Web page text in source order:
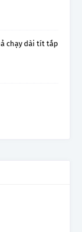
chạy dài tít tắp